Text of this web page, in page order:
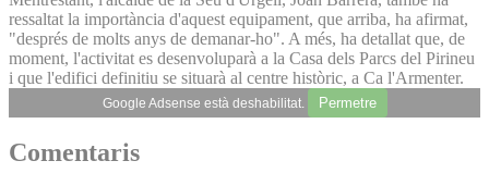
ressaltat la importància d'aquest equipament, que arriba, ha afirmat,
"després de molts anys de demanar-ho". A més, ha detallat que, de
moment, l'activitat es desenvoluparà a la Casa dels Parcs del Pirineu
i que l'edifici definitiu se situarà al centre històric, a Ca l'Armenter.
Google Adsense està deshabilitat. Permetre
Comentaris